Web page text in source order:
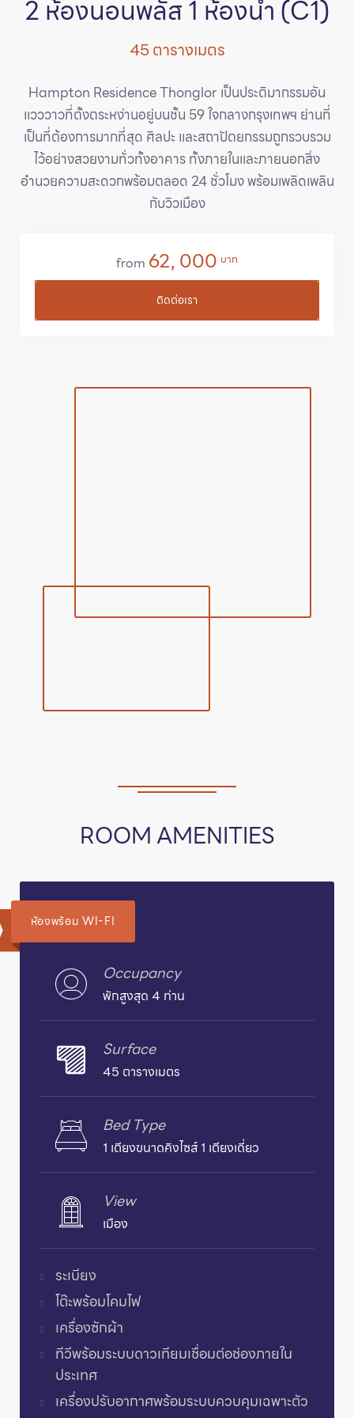
2 ห้องนอนพลัส 1 ห้องน้ำ (C1)
45 ตารางเมตร
Hampton Residence Thonglor เป็นประติมากรรมอัน
แวววาวที่ตั้งตระหง่านอยู่บนชั้น 59 ใจกลางกรุงเทพฯ ย่านที่
เป็นที่ต้องการมากที่สุด ศิลปะ และสถาปัตยกรรมถูกรวบรวม
ไว้อย่างสวยงามทั่วทั้งอาคาร ทั้งภายในและภายนอกสิ่ง
อำนวยความสะดวกพร้อมตลอด 24 ชั่วโมง พร้อมเพลิดเพลิน
กับวิวเมือง
ติดต่อเรา
from 62, 000 บาท
ROOM AMENITIES
ห้องพร้อม WI-FI
Occupancy
พักสูงสุด 4 ท่าน
Surface
45 ตารางเมตร
Bed Type
1 เตียงขนาดคิงไซส์ 1 เตียงเดี่ยว
View
เมือง
ระเบียง
โต๊ะพร้อมโคมไฟ
เครื่องซักผ้า
ทีวีพร้อมระบบดาวเทียมเชื่อมต่อช่องภายใน
ประเทศ
เครื่องปรับอากาศพร้อมระบบควบคุมเฉพาะตัว